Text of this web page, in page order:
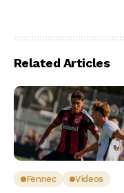
Related Articles
Fennec Videos